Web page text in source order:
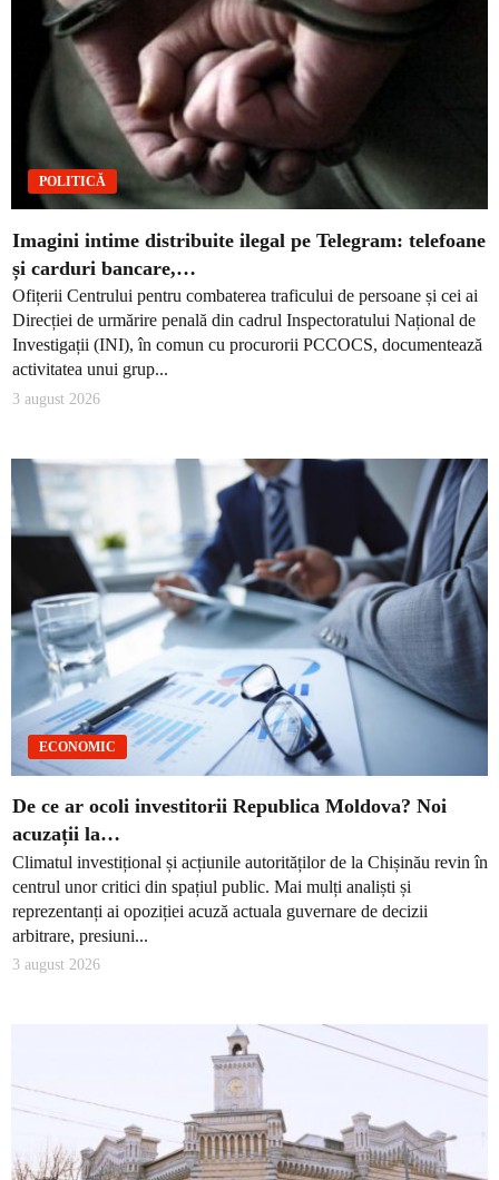
POLITICĂ
Imagini intime distribuite ilegal pe Telegram: telefoane
și carduri bancare,…
Ofițerii Centrului pentru combaterea traficului de persoane și cei ai
Direcției de urmărire penală din cadrul Inspectoratului Național de
Investigații (INI), în comun cu procurorii PCCOCS, documentează
activitatea unui grup...
3 august 2026
ECONOMIC
De ce ar ocoli investitorii Republica Moldova? Noi
acuzații la…
Climatul investițional și acțiunile autorităților de la Chișinău revin în
centrul unor critici din spațiul public. Mai mulți analiști și
reprezentanți ai opoziției acuză actuala guvernare de decizii
arbitrare, presiuni...
3 august 2026